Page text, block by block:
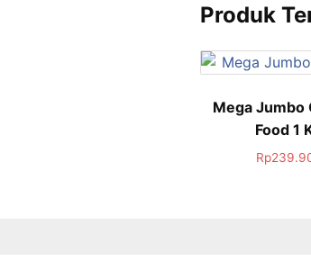
Produk
Mega Jumbo
Food 1
Rp